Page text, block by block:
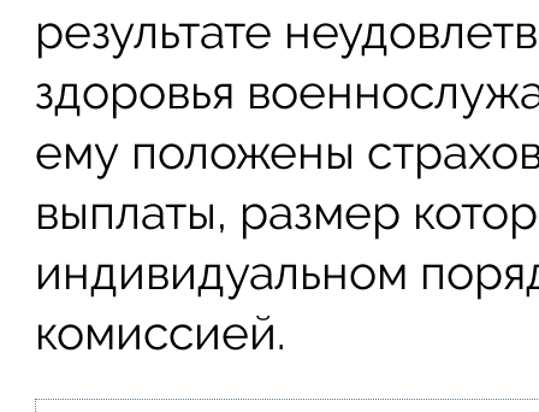
результате
здоровья
ему положены
выплаты, размер
индивидуальном
комиссией.